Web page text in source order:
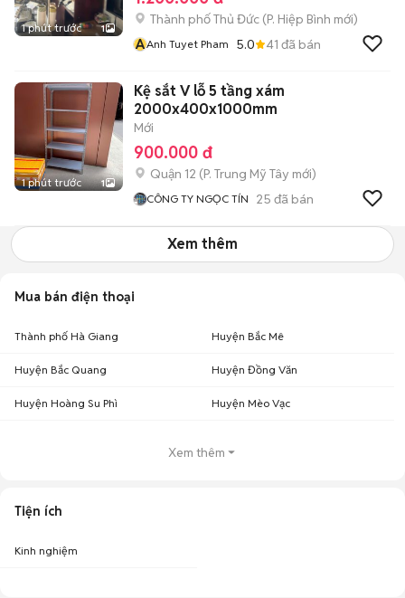
1 phút trước 1
Thành phố Thủ Đức (P. Hiệp Bình mới)
AAnh Tuyet Pham 5.0 41 đã bán
1 phút trước 1
Kệ sắt V lỗ 5 tầng xám
2000x400x1000mm
Mới
900.000 đ
Quận 12 (P. Trung Mỹ Tây mới)
CÔNG TY NGỌC TÍN 25 đã bán
Xem thêm
Mua bán điện thoại
Thành phố Hà Giang Huyện Bắc Mê
Huyện Bắc Quang Huyện Đồng Văn
Huyện Hoàng Su Phì Huyện Mèo Vạc
Xem thêm
Tiện ích
Kinh nghiệm